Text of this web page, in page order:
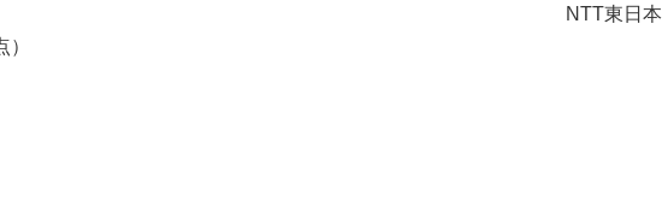
NTT東日